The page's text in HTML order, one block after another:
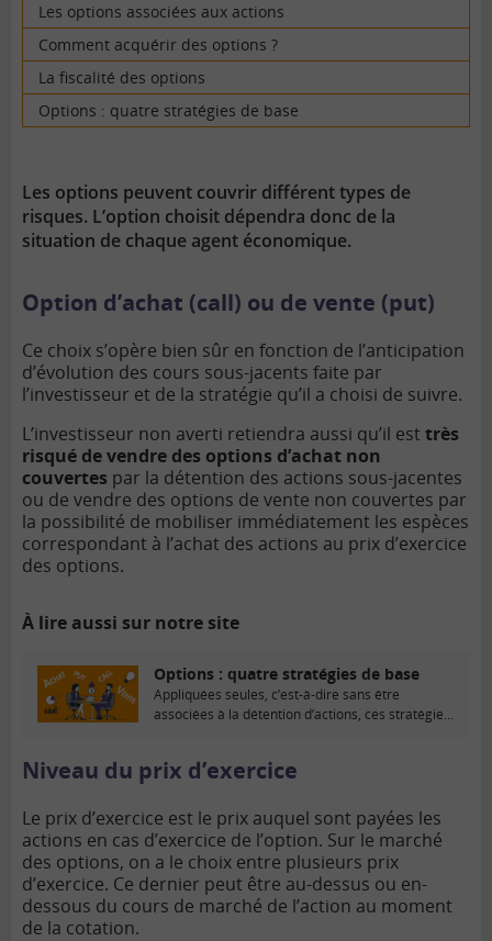
Les options associées aux actions
Comment acquérir des options ?
La fiscalité des options
Options : quatre stratégies de base
Les options peuvent couvrir différent types de
risques. L’option choisit dépendra donc de la
situation de chaque agent économique.
Option d’achat (call) ou de vente (put)
Ce choix s’opère bien sûr en fonction de l’anticipation
d’évolution des cours sous-jacents faite par
l’investisseur et de la stratégie qu’il a choisi de suivre.
L’investisseur non averti retiendra aussi qu’il est très
risqué de vendre des options d’achat non
couvertes par la détention des actions sous-jacentes
ou de vendre des options de vente non couvertes par
la possibilité de mobiliser immédiatement les espèces
correspondant à l’achat des actions au prix d’exercice
des options.
À lire aussi sur notre site
Options : quatre stratégies de base
Appliquées seules, c’est-à-dire sans être
associées à la détention d’actions, ces stratégies
Niveau du prix d’exercice
Le prix d’exercice est le prix auquel sont payées les
actions en cas d’exercice de l’option. Sur le marché
des options, on a le choix entre plusieurs prix
d’exercice. Ce dernier peut être au-dessus ou en-
dessous du cours de marché de l’action au moment
de la cotation.